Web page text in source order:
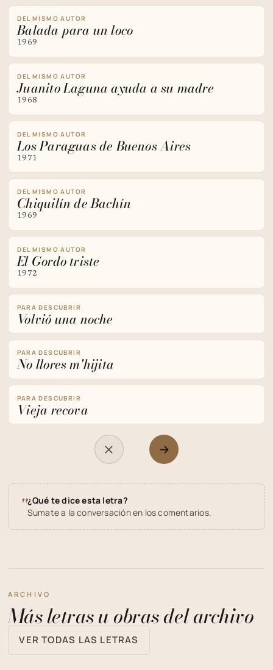
DEL MISMO AUTOR
Balada para un loco
1969
DEL MISMO AUTOR
Juanito Laguna ayuda a su madre
1968
DEL MISMO AUTOR
Los Paraguas de Buenos Aires
1971
DEL MISMO AUTOR
Chiquilín de Bachín
1969
DEL MISMO AUTOR
El Gordo triste
1972
PARA DESCUBRIR
Volvió una noche
PARA DESCUBRIR
No llores m'hijita
PARA DESCUBRIR
Vieja recova
"¿Qué te dice esta letra?
Sumate a la conversación en los comentarios.
ARCHIVO
Más letras u obras del archivo
VER TODAS LAS LETRAS